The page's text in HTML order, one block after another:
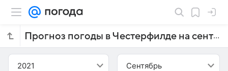
Прогноз погоды в Честерфилде на сентябрь 2021 года
2021 Сентябрь